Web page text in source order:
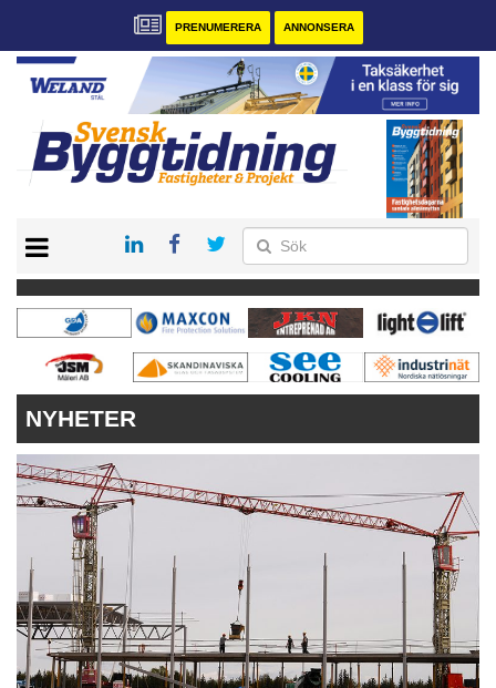
PRENUMERERA ANNONSERA
PRENUMERERA
VÅRA ANDRA MAGASIN
ANNONSERA
NYHETER